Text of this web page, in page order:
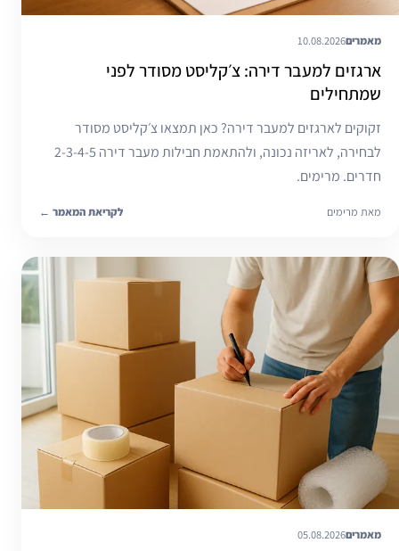
מאמרים10.08.2026
ארגזים למעבר דירה: צ׳קליסט מסודר לפני
שמתחילים
זקוקים לארגזים למעבר דירה? כאן תמצאו צ׳קליסט מסודר
לבחירה, לאריזה נכונה, ולהתאמת חבילות מעבר דירה 2-3-4-5
חדרים. מרימים.
מאת מרימים לקריאת המאמר ←
מאמרים05.08.2026